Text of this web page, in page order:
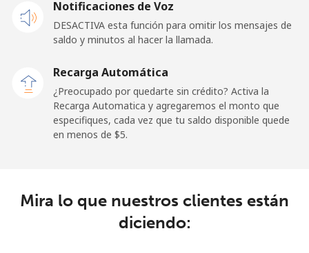
Sao Tome And Principe
country
⁦319.5c⁩
Saudi Arabia
Notificaciones de Voz
DESACTIVA esta función para omitir los mensajes de
saldo y minutos al hacer la llamada.
Recarga Automática
¿Preocupado por quedarte sin crédito? Activa la
Recarga Automatica y agregaremos el monto que
especifiques, cada vez que tu saldo disponible quede
en menos de ⁦$5⁩.
Mira lo que nuestros clientes están
diciendo: